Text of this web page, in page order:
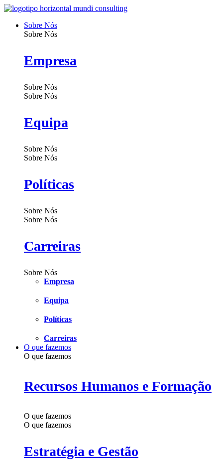
Pular
conteúdo
Sobre Nós
Sobre Nós
Empresa
Sobre Nós
Sobre Nós
Equipa
Sobre Nós
Sobre Nós
Políticas
Sobre Nós
Sobre Nós
Carreiras
Sobre Nós
Empresa
Equipa
Políticas
Carreiras
O que fazemos
O que fazemos
Recursos Humanos e Formação
O que fazemos
O que fazemos
Estratégia e Gestão